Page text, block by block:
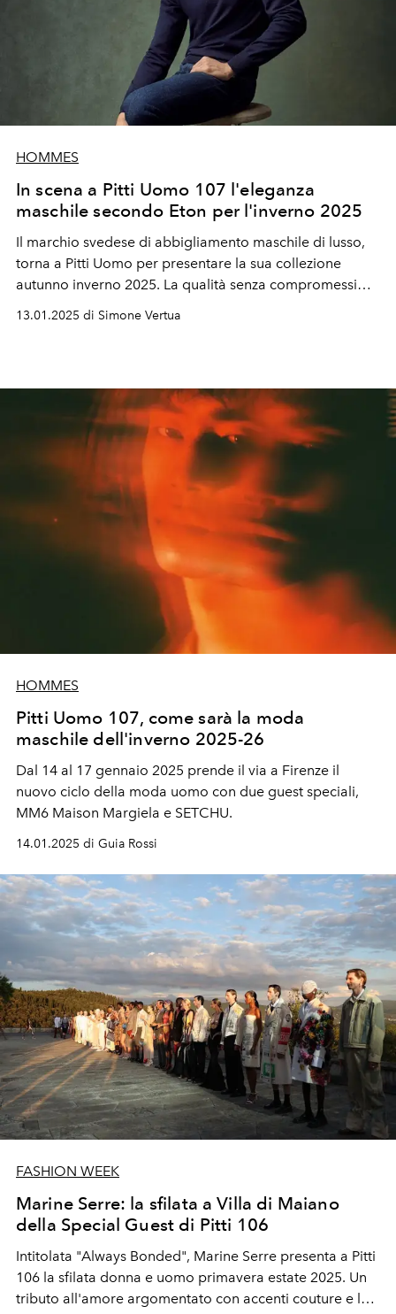
HOMMES
In scena a Pitti Uomo 107 l'eleganza
maschile secondo Eton per l'inverno 2025
Il marchio svedese di abbigliamento maschile di lusso,
torna a Pitti Uomo per presentare la sua collezione
autunno inverno 2025. La qualità senza compromessi
raccontata con l'estetica scandinava, e uno stile
13.01.2025 di Simone Vertua
HOMMES
Pitti Uomo 107, come sarà la moda
maschile dell'inverno 2025-26
Dal 14 al 17 gennaio 2025 prende il via a Firenze il
nuovo ciclo della moda uomo con due guest speciali,
MM6 Maison Margiela e SETCHU.
14.01.2025 di Guia Rossi
FASHION WEEK
Marine Serre: la sfilata a Villa di Maiano
della Special Guest di Pitti 106
Intitolata "Always Bonded", Marine Serre presenta a Pitti
106 la sfilata donna e uomo primavera estate 2025. Un
tributo all'amore argomentato con accenti couture e la